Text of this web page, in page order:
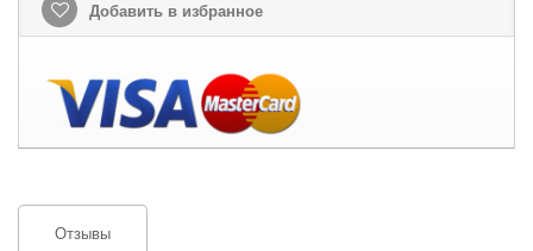
Добавить в избранное
Отзывы